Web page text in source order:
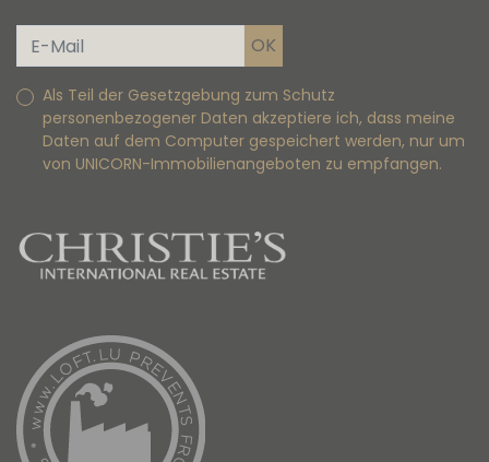
Als Teil der Gesetzgebung zum Schutz
personenbezogener Daten akzeptiere ich, dass meine
Daten auf dem Computer gespeichert werden, nur um
von UNICORN-Immobilienangeboten zu empfangen.